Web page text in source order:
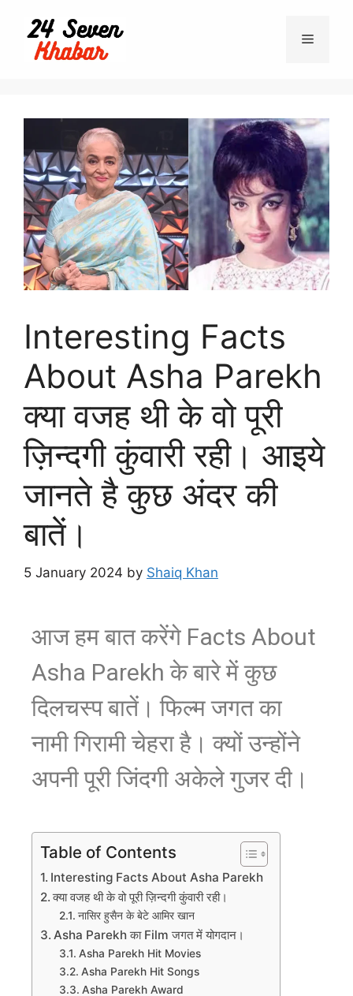
Interesting Facts
About Asha Parekh
क्या वजह थी के वो पूरी
ज़िन्दगी कुंवारी रही। आइये
जानते है कुछ अंदर की
बातें।
5 January 2024 by Shaiq Khan
आज हम बात करेंगे Facts About
Asha Parekh के बारे में कुछ
दिलचस्प बातें।फिल्म जगत का
नामी गिरामी चेहरा है।क्यों उन्होंने
अपनी पूरी जिंदगी अकेले गुजर दी।
Table of Contents
Interesting Facts About Asha Parekh
क्या वजह थी के वो पूरी ज़िन्दगी कुंवारी रही।
नासिर हुसैन के बेटे आमिर खान
Asha Parekh का Film जगत में योगदान।
Asha Parekh Hit Movies
Asha Parekh Hit Songs
Asha Parekh Award